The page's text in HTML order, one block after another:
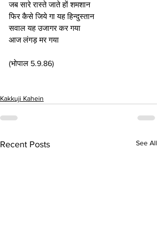
जब सारे रास्ते जाते हों शमशान
फिर कैसे जिये गा यह हिन्दुस्तान
सवाल यह उजागर कर गया
आज लंगड़ मर गया
(भोपाल 5.9.86)
Kakkuji Kahein
Recent Posts See All